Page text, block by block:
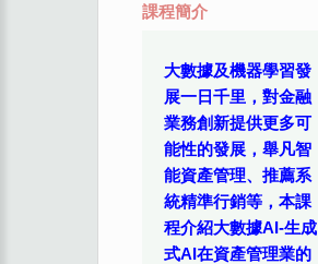
課程簡介
大數據及機器學習發
展一日千里，對金融
業務創新提供更多可
能性的發展，舉凡智
能資產管理、推薦系
統精準行銷等，本課
程介紹大數據AI-生成
式AI在資產管理業的